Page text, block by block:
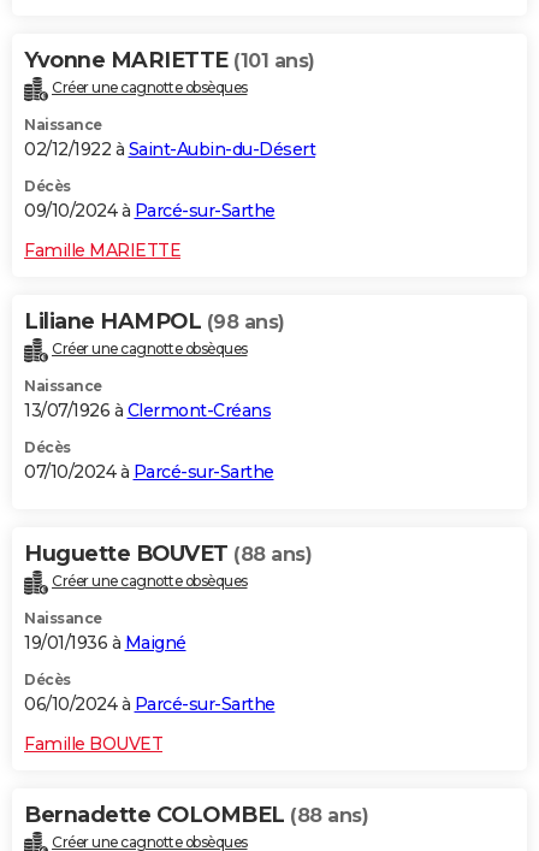
Yvonne MARIETTE (101 ans)
Créer une cagnotte obsèques
Naissance
02/12/1922 à Saint-Aubin-du-Désert
Décès
09/10/2024 à Parcé-sur-Sarthe
Famille MARIETTE
Liliane HAMPOL (98 ans)
Créer une cagnotte obsèques
Naissance
13/07/1926 à Clermont-Créans
Décès
07/10/2024 à Parcé-sur-Sarthe
Huguette BOUVET (88 ans)
Créer une cagnotte obsèques
Naissance
19/01/1936 à Maigné
Décès
06/10/2024 à Parcé-sur-Sarthe
Famille BOUVET
Bernadette COLOMBEL (88 ans)
Créer une cagnotte obsèques